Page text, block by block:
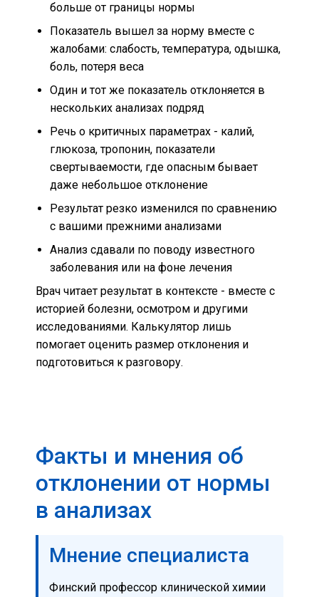
больше от границы нормы
Показатель вышел за норму вместе с
жалобами: слабость, температура, одышка,
боль, потеря веса
Один и тот же показатель отклоняется в
нескольких анализах подряд
Речь о критичных параметрах - калий,
глюкоза, тропонин, показатели
свертываемости, где опасным бывает
даже небольшое отклонение
Результат резко изменился по сравнению
с вашими прежними анализами
Анализ сдавали по поводу известного
заболевания или на фоне лечения
Врач читает результат в контексте - вместе с
историей болезни, осмотром и другими
исследованиями. Калькулятор лишь
помогает оценить размер отклонения и
подготовиться к разговору.
Факты и мнения об
отклонении от нормы
в анализах
Мнение специалиста
Финский профессор клинической химии